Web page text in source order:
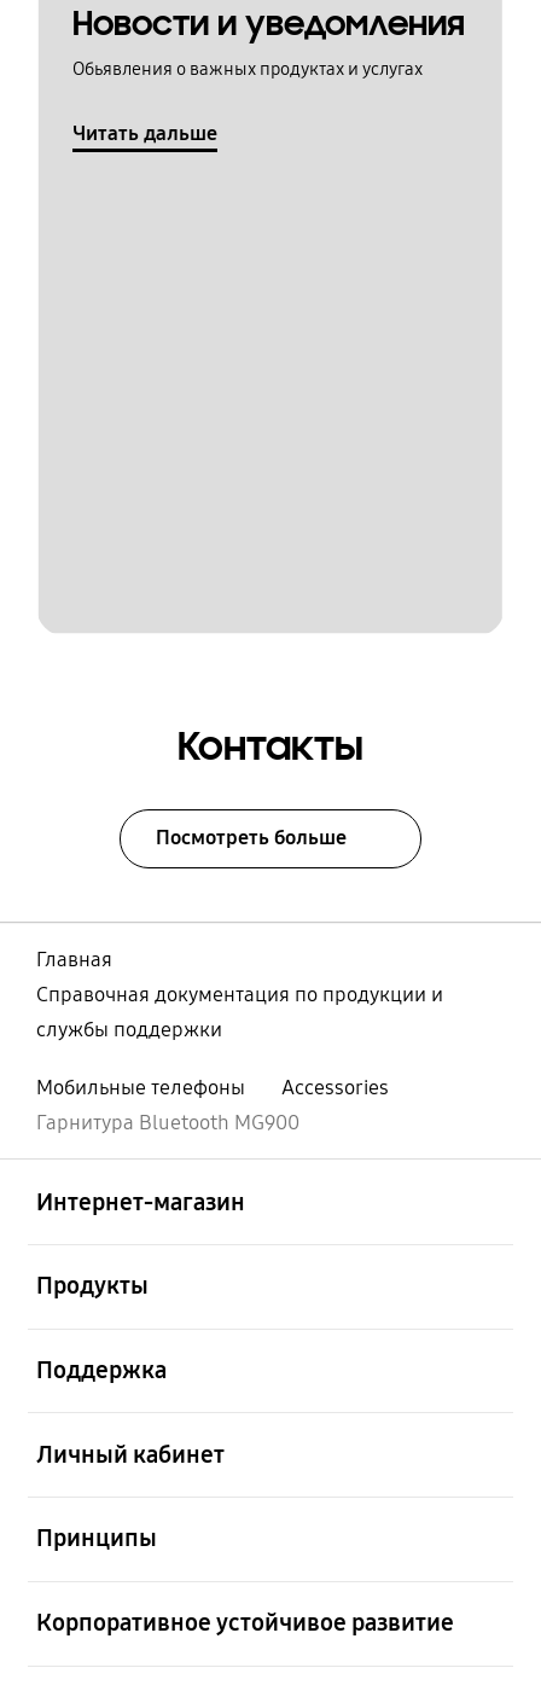
Новости и уведомления
Обьявления о важных продуктах и услугах
Читать дальше
Контакты
Посмотреть больше
Главная
Справочная документация по продукции и
службы поддержки
Мобильные телефоны
Accessories
Гарнитура Bluetooth MG900
Интернет-магазин
Продукты
Поддержка
Личный кабинет
Принципы
Корпоративное устойчивое развитие